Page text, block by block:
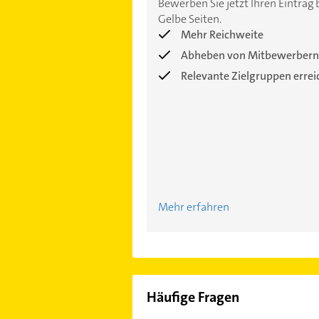
Gelbe Seiten.
Mehr Reichweite
Abheben von Mitbewerbern
Relevante Zielgruppen
Mehr erfahren
Häufige Fragen